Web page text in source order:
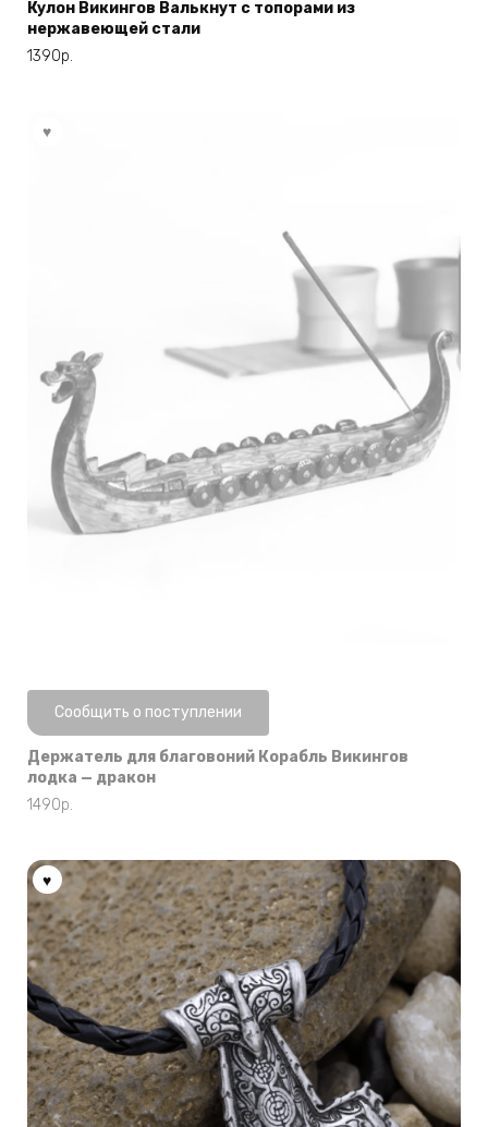
Кулон Викингов Валькнут с топорами из
нержавеющей стали
1390р.
Нет в наличии
Сообщить о поступлении
Держатель для благовоний Корабль Викингов
лодка — дракон
1490р.